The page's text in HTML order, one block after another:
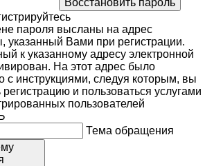
пароля высланы на адрес
указанный Вами при регистрации.
к указанному адресу электронной
На этот адрес было
с инструкциями, следуя которым, вы
и пользоваться услугами
пользователей
Тема обращения